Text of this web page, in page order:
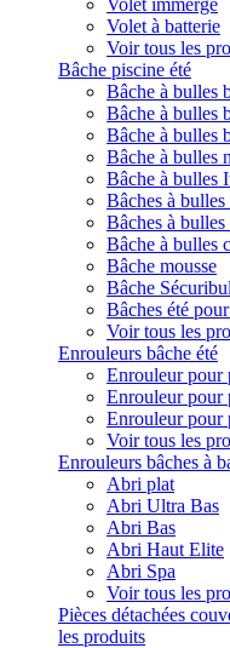
Volet immergé
Volet à batterie
Voir tous les
Bâche piscine été
Bâche à bulles
Bâche à bulles
Bâche à bulles
Bâche à bulles
Bâche à bulles
Bâches à
Bâches à bulles
Bâche à bulles
Bâche mousse
Bâche Sécuribul
Bâches été
Voir tous les
Enrouleurs bâche été
Enrouleur pour
Enrouleur pour
Enrouleur pour
Voir tous les
Enrouleurs bâches à
Abri plat
Abri Ultra Bas
Abri Bas
Abri Haut Elite
Abri Spa
Voir tous les
Pièces détachées
les produits